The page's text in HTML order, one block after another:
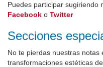
Puedes participar sugiriendo
Facebook o Twitter
Secciones
No te pierdas nuestras notas
transformaciones estéticas